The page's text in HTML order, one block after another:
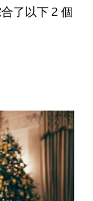
了以下 2 個